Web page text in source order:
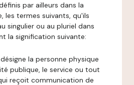
par ailleurs dans la
les termes suivants, qu'ils
singulier ou au pluriel dans
la signification suivante:
la personne physique
publique, le service ou tout
reçoit communication de